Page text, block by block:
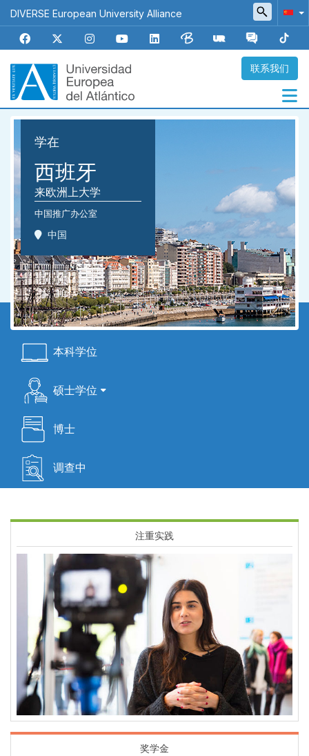
跳
转
主
要
容
DIVERSE European University Alliance
联系我们
Navegación
principal
学在
西班牙
来欧洲上大学
中国推广办公室
中国
Menú
Home
本科学位
硕士学位
博士
调查中
注重实践
Imagen
奖学金